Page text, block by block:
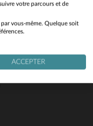
votre parcours et de
vous-même. Quelque soit
ACCEPTER